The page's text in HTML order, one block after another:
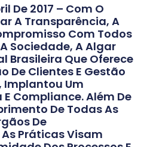
De 2017 – Com O
A Transparência, A
Com Todos
Sociedade, A Algar
Brasileira Que Oferece
De Clientes E Gestão
Implantou Um
Compliance. Além De
De Todas As
De
Práticas Visam